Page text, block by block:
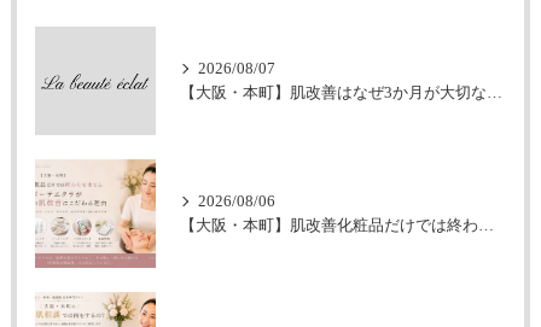
2026/08/07
【大阪・本町】肌改善はなぜ3か月が大切なの？｜シミ・肝斑・敏感肌改善専門サロン
2026/08/06
【大阪・本町】肌改善化粧品だけでは終わらせません｜ラボーテエクラが伴走型の肌改善にこだわる理由